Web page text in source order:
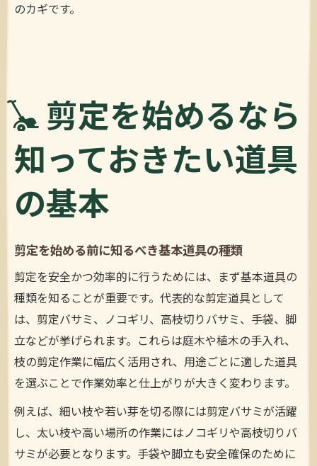
のカギです。
剪定を始めるなら
知っておきたい道具
の基本
剪定を始める前に知るべき基本道具の種類
剪定を安全かつ効率的に行うためには、まず基本道具の
種類を知ることが重要です。代表的な剪定道具として
は、剪定バサミ、ノコギリ、高枝切りバサミ、手袋、脚
立などが挙げられます。これらは庭木や植木の手入れ、
枝の剪定作業に幅広く活用され、用途ごとに適した道具
を選ぶことで作業効率と仕上がりが大きく変わります。
例えば、細い枝や若い芽を切る際には剪定バサミが活躍
し、太い枝や高い場所の作業にはノコギリや高枝切りバ
サミが必要となります。手袋や脚立も安全確保のために